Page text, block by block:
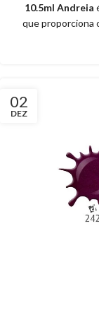
10.5ml Andreia
que proporciona
02
DEZ